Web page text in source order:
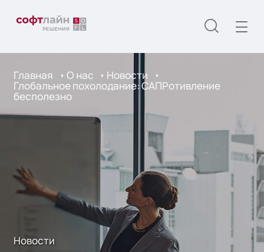
Главная О нас Новости
Глобальное похолодание: САПРотивление
бесполезно
Новости